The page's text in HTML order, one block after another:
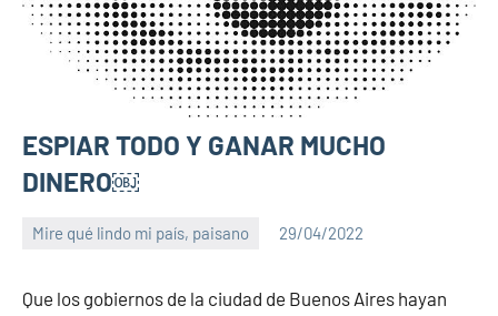
ESPIAR TODO Y GANAR MUCHO
DINERO￼
Mire qué lindo mi país, paisano 29/04/2022
PuroChamuyo
Que los gobiernos de la ciudad de Buenos Aires hayan